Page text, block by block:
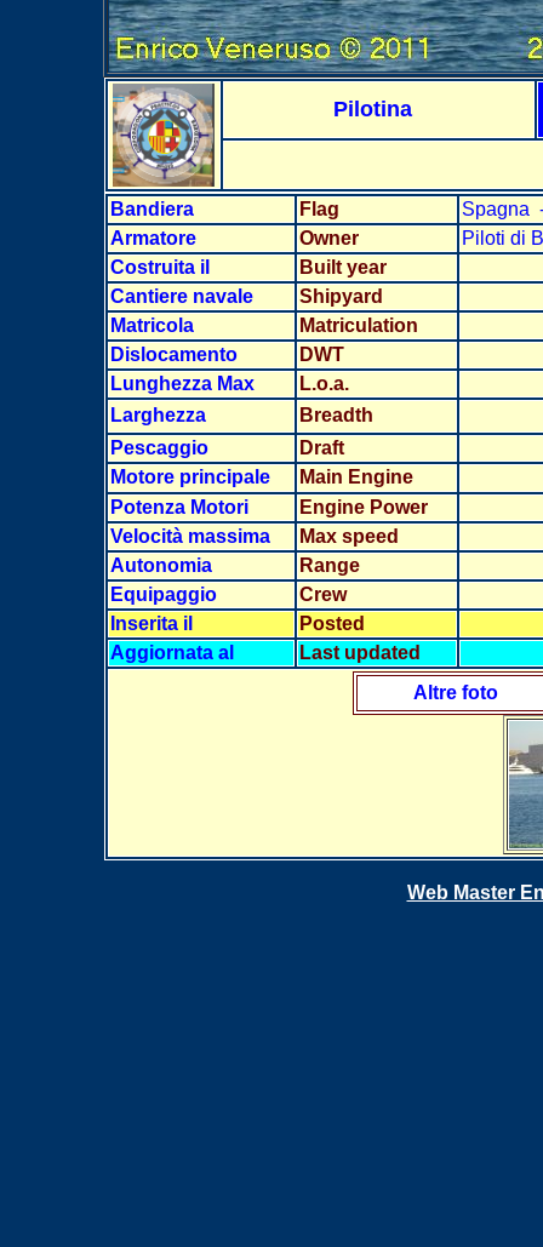
Pilotina
Bandiera Flag
Armatore
Owner
Piloti di
Costruita il
Built year
Cantiere navale
Shipyard
Matricola
Matriculation
Dislocamento
DWT
Lunghezza Max
L.o.a.
Larghezza
Breadth
Pescaggio
Draft
Motore principale
Main Engine
Potenza Motori
Engine Power
Velocità massima
Max speed
Autonomia
Range
Equipaggio
Crew
Inserita il
Posted
Aggiornata al
Last updated
Altre foto
Web Master